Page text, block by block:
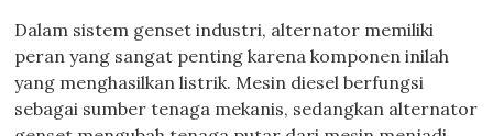
Dalam sistem genset industri, alternator memiliki
peran yang sangat penting karena komponen inilah
yang menghasilkan listrik. Mesin diesel berfungsi
sebagai sumber tenaga mekanis, sedangkan alternator